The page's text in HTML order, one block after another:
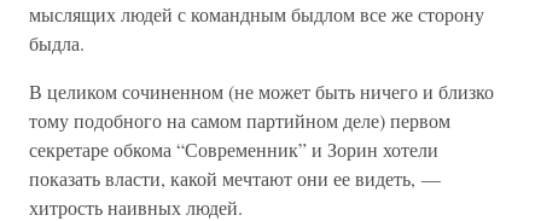
мыслящих людей с командным быдлом все же сторону
быдла.
В целиком сочиненном (не может быть ничего и близко
тому подобного на самом партийном деле) первом
секретаре обкома “Современник” и Зорин хотели
показать власти, какой мечтают они ее видеть, —
хитрость наивных людей.